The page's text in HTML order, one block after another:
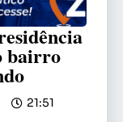
bairro
21:51